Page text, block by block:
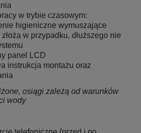
w trybie czasowym:
higieniczne wymuszające
w przypadku, dłuższego nie
panel LCD
instrukcja montażu oraz
osiągi zależą od warunków
wody